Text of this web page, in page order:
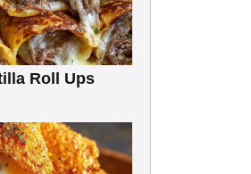
Roll Ups